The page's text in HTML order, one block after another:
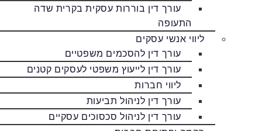
עורך דין בוררות עסקית בקרית שדה
התעופה
ליווי אנשי עסקים
עורך דין להסכמים משפטיים
עורך דין לייעוץ משפטי לעסקים קטנים
ליווי חברות
עורך דין לניהול תביעות
עורך דין לניהול סכסוכים עסקיים